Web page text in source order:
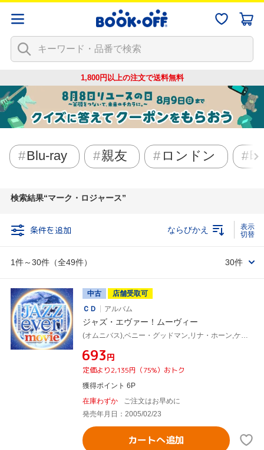
1,800円以上の注文で送料無料
Blu-ray 親友 ロンドン
検索結果 マーク・ロジャース
条件を追加
1件～30件（全49件）
ならびかえ
30件
中古
店舗受取可
ＣＤ
アルバム
ジャズ・エヴァー！ムーヴィー
¥693円
定価より2,135円（75%）おトク
獲得ポイント 6P
在庫わずか
ご注文はお早めに
発売年月日：2005/02/23
カートへ追加